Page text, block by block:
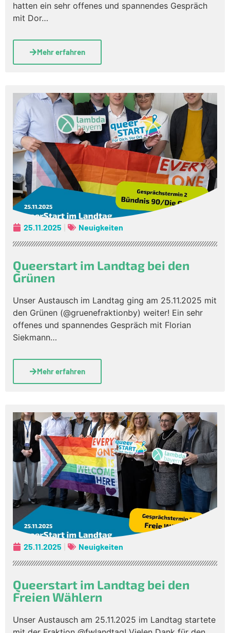
hatten ein sehr offenes und spannendes Gespräch
mit Dor…
Mehr erfahren
25.11.2025 Neuigkeiten
Queerstart im Landtag bei den
Grünen
Unser Austausch im Landtag ging am 25.11.2025 mit
den Grünen (@gruenefraktionby) weiter! Ein sehr
offenes und spannendes Gespräch mit Florian
Siekmann…
Mehr erfahren
25.11.2025 Neuigkeiten
Queerstart im Landtag bei den
Freien Wählern
Unser Austausch am 25.11.2025 im Landtag startete